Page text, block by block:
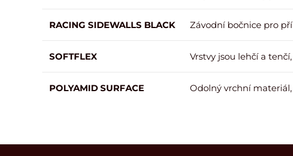
RACING SIDEWALLS BLACK Závodní bočnice pro
SOFTFLEX Vrstvy jsou lehčí a
POLYAMID SURFACE Odolný vrchní